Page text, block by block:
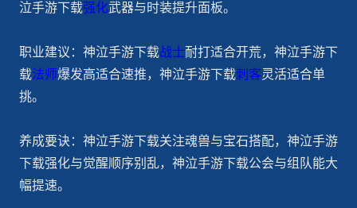
泣手游下载强化武器与时装提升面板。
职业建议：神泣手游下载战士耐打适合开荒，神泣手游下
载法师爆发高适合速推，神泣手游下载刺客灵活适合单
挑。
养成要诀：神泣手游下载关注魂兽与宝石搭配，神泣手游
下载强化与觉醒顺序别乱，神泣手游下载公会与组队能大
幅提速。